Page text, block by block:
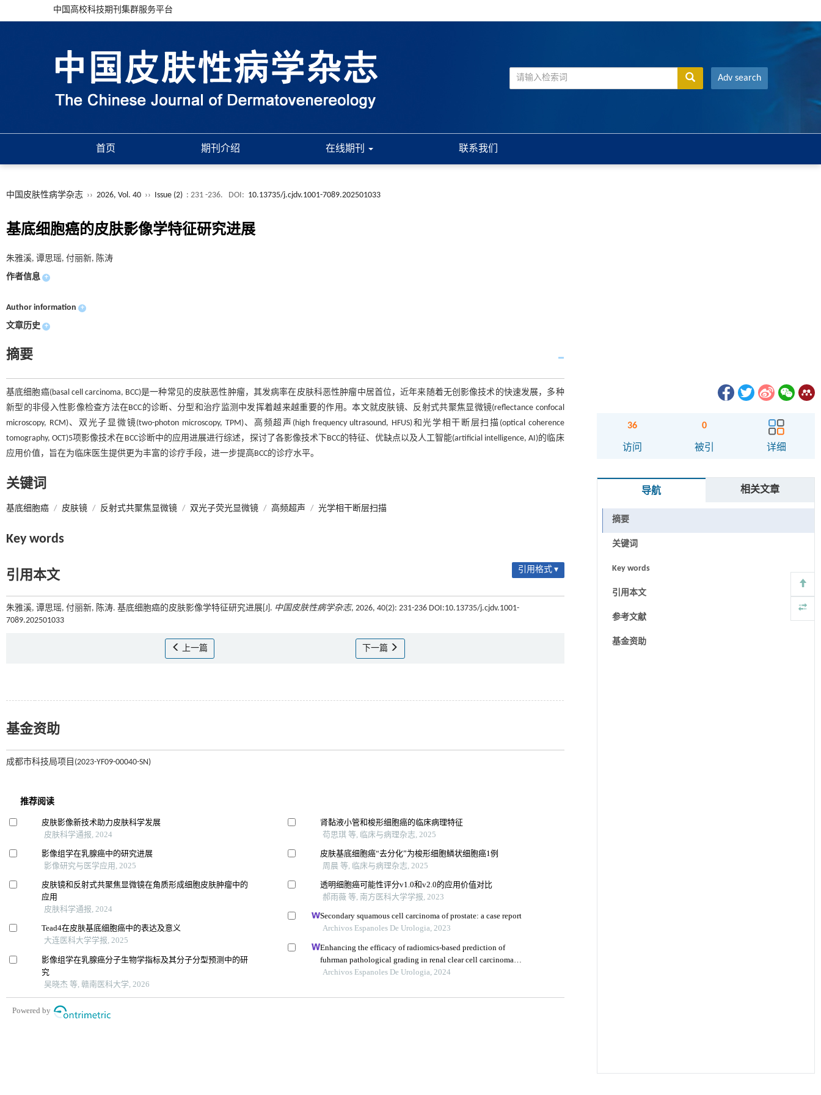
中国高校科技期刊集群服务平台
Adv search
首页 期刊介绍 在线期刊 联系我们
中国皮肤性病学杂志 ›› 2026, Vol. 40 ›› Issue (2) : 231 -236. DOI: 10.13735/j.cjdv.1001-7089.202501033
基底细胞癌的皮肤影像学特征研究进展
朱雅溪, 谭思瑶, 付丽新, 陈涛
作者信息 +
Author information +
文章历史 +
摘要
基底细胞癌(basal cell carcinoma, BCC)是一种常见的皮肤恶性肿瘤，其发病率在皮肤科恶性肿瘤中居首位，近年来随着无创影像技术的快速发展，多种
新型的非侵入性影像检查方法在BCC的诊断、分型和治疗监测中发挥着越来越重要的作用。本文就皮肤镜、反射式共聚焦显微镜(reflectance confocal
microscopy, RCM)、双光子显微镜(two-photon microscopy, TPM)、高频超声(high frequency ultrasound, HFUS)和光学相干断层扫描(optical coherence
tomography, OCT)5项影像技术在BCC诊断中的应用进展进行综述，探讨了各影像技术下BCC的特征、优缺点以及人工智能(artificial intelligence, AI)的临床
应用价值，旨在为临床医生提供更为丰富的诊疗手段，进一步提高BCC的诊疗水平。
关键词
基底细胞癌 / 皮肤镜 / 反射式共聚焦显微镜 / 双光子荧光显微镜 / 高频超声 / 光学相干断层扫描
Key words
引用本文 引用格式 ▾
朱雅溪, 谭思瑶, 付丽新, 陈涛. 基底细胞癌的皮肤影像学特征研究进展[J]. 中国皮肤性病学杂志, 2026, 40(2): 231-236 DOI:10.13735/j.cjdv.1001-
7089.202501033
上一篇 下一篇
基金资助
成都市科技局项目(2023-YF09-00040-SN)
36
访问
0
被引 详细
导航 相关文章
摘要
关键词
Key words
引用本文
参考文献
基金资助